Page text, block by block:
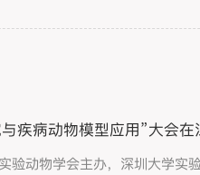
疾病动物模型应用”大会
验动物学会主办，深圳大学实